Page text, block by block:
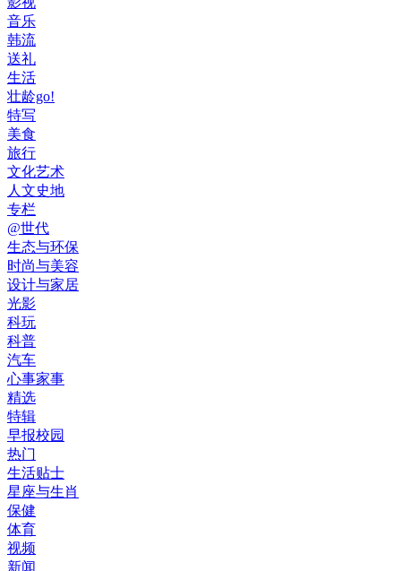
音乐
韩流
送礼
生活
壮龄go!
特写
美食
旅行
文化艺术
人文史地
专栏
@世代
生态与环保
时尚与美容
设计与家居
光影
科玩
科普
汽车
心事家事
精选
特辑
早报校园
热门
生活贴士
星座与生肖
保健
体育
视频
新闻